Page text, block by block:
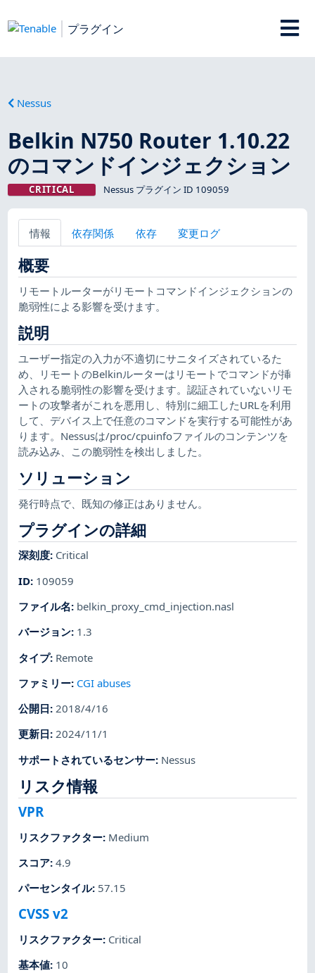
プラグイン
Nessus
Belkin N750 Router 1.10.22
のコマンドインジェクション
CRITICAL Nessus プラグイン ID 109059
情報 依存関係 依存 変更ログ
概要
リモートルーターがリモートコマンドインジェクションの
脆弱性による影響を受けます。
説明
ユーザー指定の入力が不適切にサニタイズされているた
め、リモートのBelkinルーターはリモートでコマンドが挿
入される脆弱性の影響を受けます。認証されていないリモ
ートの攻撃者がこれを悪用し、特別に細工したURLを利用
して、デバイス上で任意のコマンドを実行する可能性があ
ります。Nessusは/proc/cpuinfoファイルのコンテンツを
読み込み、この脆弱性を検出しました。
ソリューション
発行時点で、既知の修正はありません。
プラグインの詳細
深刻度: Critical
ID: 109059
ファイル名: belkin_proxy_cmd_injection.nasl
バージョン: 1.3
タイプ: Remote
ファミリー: CGI abuses
公開日:2018/4/16
更新日:2024/11/1
サポートされているセンサー: Nessus
リスク情報
VPR
リスクファクター: Medium
スコア:4.9
パーセンタイル: 57.15
CVSS v2
リスクファクター: Critical
基本値: 10